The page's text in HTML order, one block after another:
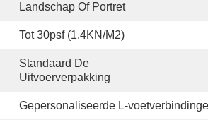
Landschap Of Portret
Tot 30psf (1.4KN/m2)
Standaard De
Uitvoerverpakking
Gepersonaliseerde L-